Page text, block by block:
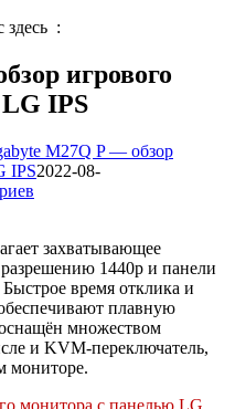
здесь :
игрового
IPS
M27Q P — обзор
IPS2022-08-
захватывающее
разрешению 1440p и панели
время отклика и
плавную
множеством
и KVM-переключатель,
мониторе.